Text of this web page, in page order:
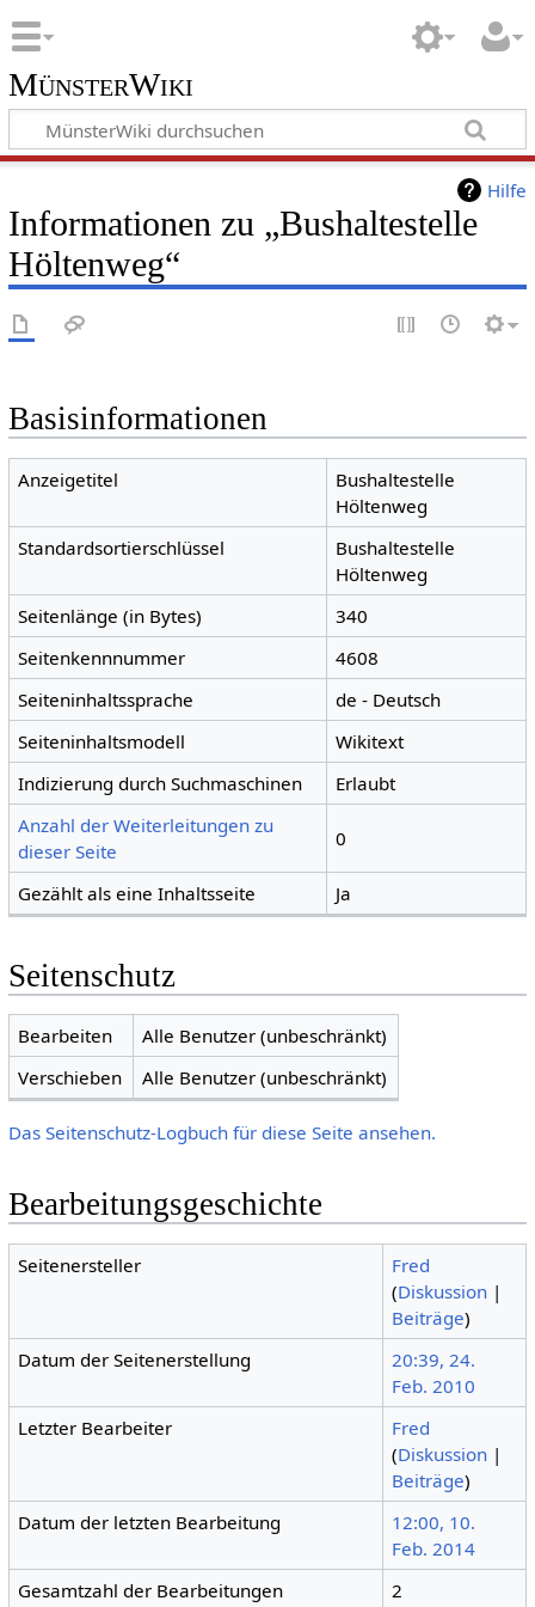
MünsterWiki
Hilfe
Informationen zu „Bushaltestelle
Höltenweg“
Basisinformationen
Anzeigetitel
Bushaltestelle
Höltenweg
Standardsortierschlüssel
Bushaltestelle
Höltenweg
Seitenlänge (in Bytes)
340
Seitenkennnummer
4608
Seiteninhaltssprache
de - Deutsch
Seiteninhaltsmodell
Wikitext
Indizierung durch Suchmaschinen
Erlaubt
Anzahl der Weiterleitungen zu
dieser Seite
0
Gezählt als eine Inhaltsseite Ja
Seitenschutz
Bearbeiten
Alle Benutzer (unbeschränkt)
Verschieben
Alle Benutzer (unbeschränkt)
Das Seitenschutz-Logbuch für diese Seite ansehen.
Bearbeitungsgeschichte
Seitenersteller
Fred
(Diskussion |
Beiträge)
Datum der Seitenerstellung
20:39, 24.
Feb. 2010
Letzter Bearbeiter
Fred
(Diskussion |
Beiträge)
Datum der letzten Bearbeitung
12:00, 10.
Feb. 2014
Gesamtzahl der Bearbeitungen
2